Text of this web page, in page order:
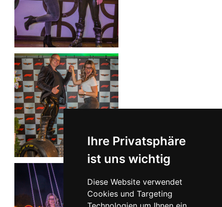
Ihre Privatsphäre
ist uns wichtig
Diese Website verwendet
Cookies und Targeting